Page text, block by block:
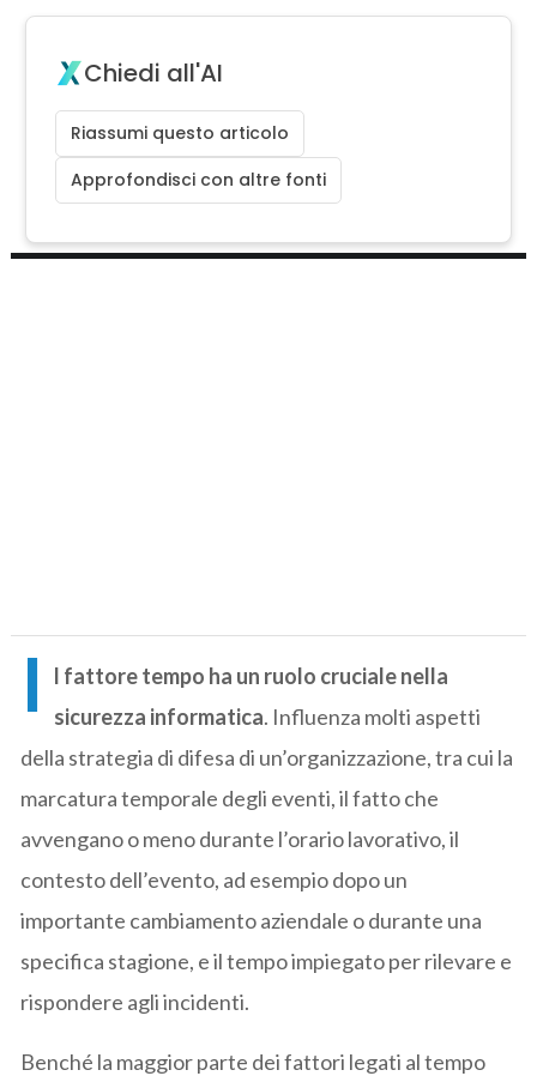
Chiedi all'AI
Riassumi questo articolo
Approfondisci con altre fonti
I
l fattore tempo ha un ruolo cruciale nella
sicurezza informatica. Influenza molti aspetti
della strategia di difesa di un’organizzazione, tra cui la
marcatura temporale degli eventi, il fatto che
avvengano o meno durante l’orario lavorativo, il
contesto dell’evento, ad esempio dopo un
importante cambiamento aziendale o durante una
specifica stagione, e il tempo impiegato per rilevare e
rispondere agli incidenti.
Benché la maggior parte dei fattori legati al tempo